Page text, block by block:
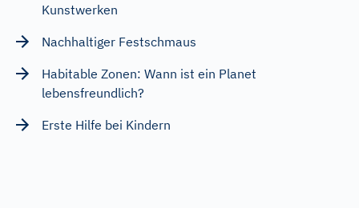
Kunstwerken
Nachhaltiger Festschmaus
Habitable Zonen: Wann ist ein Planet
lebensfreundlich?
Erste Hilfe bei Kindern